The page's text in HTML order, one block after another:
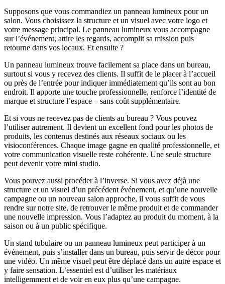
Supposons que vous commandiez un panneau lumineux pour un
salon. Vous choisissez la structure et un visuel avec votre logo et
votre message principal. Le panneau lumineux vous accompagne
sur l’événement, attire les regards, accomplit sa mission puis
retourne dans vos locaux. Et ensuite ?
Un panneau lumineux trouve facilement sa place dans un bureau,
surtout si vous y recevez des clients. Il suffit de le placer à l’accueil
ou près de l’entrée pour indiquer immédiatement qu’ils sont au bon
endroit. Il apporte une touche professionnelle, renforce l’identité de
marque et structure l’espace – sans coût supplémentaire.
Et si vous ne recevez pas de clients au bureau ? Vous pouvez
l’utiliser autrement. Il devient un excellent fond pour les photos de
produits, les contenus destinés aux réseaux sociaux ou les
visioconférences. Chaque image gagne en qualité professionnelle, et
votre communication visuelle reste cohérente. Une seule structure
peut devenir votre mini studio.
Vous pouvez aussi procéder à l’inverse. Si vous avez déjà une
structure et un visuel d’un précédent événement, et qu’une nouvelle
campagne ou un nouveau salon approche, il vous suffit de vous
rendre sur notre site, de retrouver le même produit et de commander
une nouvelle impression. Vous l’adaptez au produit du moment, à la
saison ou à un public spécifique.
Un stand tubulaire ou un panneau lumineux peut participer à un
événement, puis s’installer dans un bureau, puis servir de décor pour
une vidéo. Un même visuel peut être déplacé dans un autre espace et
y faire sensation. L’essentiel est d’utiliser les matériaux
intelligemment et de voir en eux plus qu’une campagne.